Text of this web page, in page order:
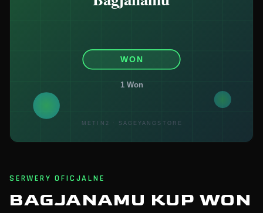
SERWERY OFICJALNE
BAGJANAMU KUP WON